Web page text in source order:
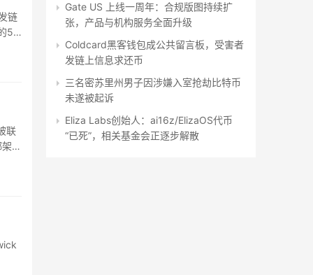
链
5
联
两
Gate US 上线一周年：合规版图持续扩
张，产品与机构服务全面升级
Coldcard黑客钱包成公共留言板，受害者
发链上信息求还币
三名密苏里州男子因涉嫌入室抢劫比特币
未遂被起诉
Eliza Labs创始人：ai16z/ElizaOS代币
“已死”，相关基金会正逐步解散